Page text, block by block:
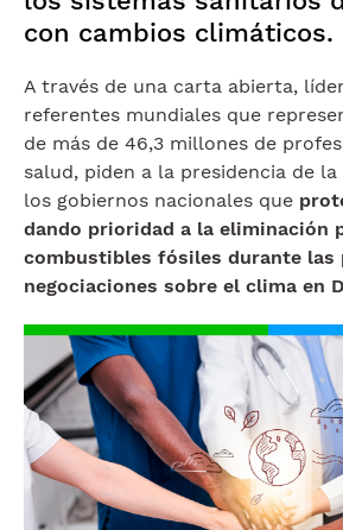
con cambios climáticos.
A través de una carta abierta,
referentes mundiales que
de más de 46,3 millones de
salud, piden a la presidencia de la
los gobiernos nacionales que
dando prioridad a la eliminación
combustibles fósiles durante las
negociaciones sobre el clima en
Imagen